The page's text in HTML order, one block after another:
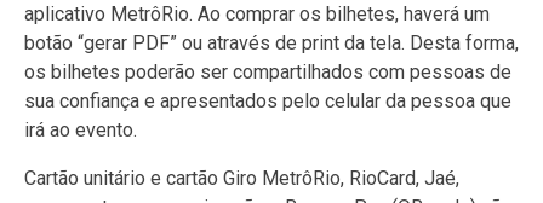
aplicativo MetrôRio. Ao comprar os bilhetes, haverá um
botão “gerar PDF” ou através de print da tela. Desta forma,
os bilhetes poderão ser compartilhados com pessoas de
sua confiança e apresentados pelo celular da pessoa que
irá ao evento.
Cartão unitário e cartão Giro MetrôRio, RioCard, Jaé,